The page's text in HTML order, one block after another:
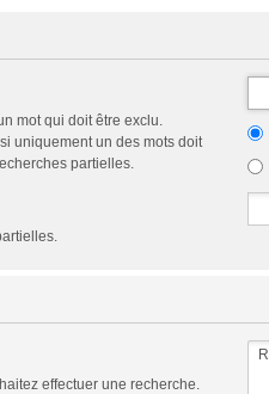
mot qui doit être exclu.
uniquement un des mots doit
partielles.
effectuer une recherche.